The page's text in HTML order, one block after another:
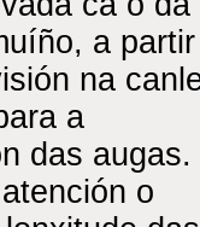
a partir
na
a
das augas.
o